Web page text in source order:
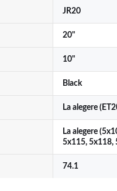
JR20
20"
10"
Black
La alegere
La alegere
5x115, 5x118,
74.1